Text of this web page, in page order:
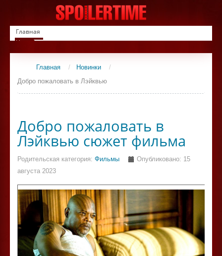
Главная
Новинки
Список фильмов
СериалыГлавная / Новинки
/
Добро пожаловать в Лэйквью
Добро пожаловать в
Лэйквью сюжет фильма
Родительская категория: Фильмы
Опубликовано: 15
августа 2023